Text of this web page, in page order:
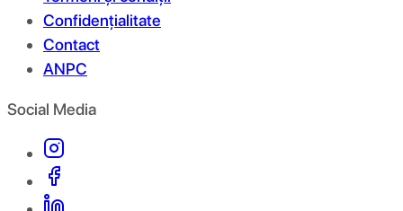
Confidențialitate
Contact
ANPC
Social Media